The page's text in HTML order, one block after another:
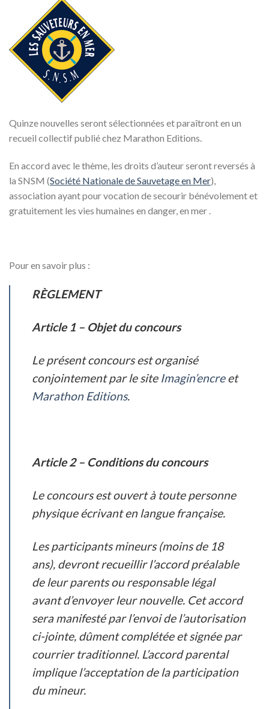
Quinze nouvelles seront sélectionnées et paraîtront en un
recueil collectif publié chez Marathon Editions.
En accord avec le thème, les droits d’auteur seront reversés à
la SNSM (Société Nationale de Sauvetage en Mer),
association ayant pour vocation de secourir bénévolement et
gratuitement les vies humaines en danger, en mer .
Pour en savoir plus :
RÈGLEMENT
Article 1 – Objet du concours
Le présent concours est organisé
conjointement par le site Imagin’encreet
Marathon Editions.
Article 2 – Conditions du concours
Le concours est ouvert à toute personne
physique écrivant en langue française.
Les participants mineurs (moins de 18
ans), devront recueillir l’accord préalable
de leur parents ou responsable légal
avant d’envoyer leur nouvelle. Cet accord
sera manifesté par l’envoi de l’autorisation
ci-jointe, dûment complétée et signée par
courrier traditionnel. L’accord parental
implique l’acceptation de la participation
du mineur.